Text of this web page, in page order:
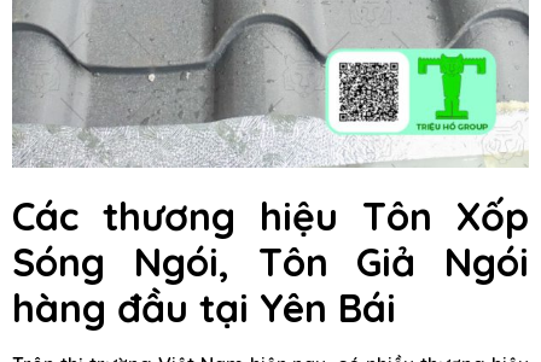
Các thương hiệu Tôn Xốp
Sóng Ngói, Tôn Giả Ngói
hàng đầu tại Yên Bái